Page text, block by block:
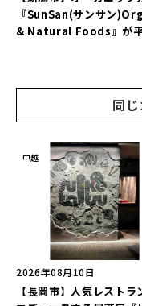
『SunSan(サンサン
& Natural Foods』が
レートランチ」を実食レ
同
中越
2026年08月10日
【長岡市】人気レストラ